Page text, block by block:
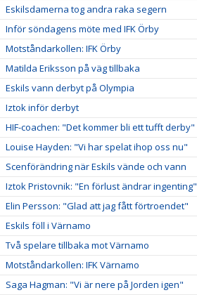
Eskilsdamerna tog andra raka segern
Inför söndagens möte med IFK Örby
Motståndarkollen: IFK Örby
Matilda Eriksson på väg tillbaka
Eskils vann derbyt på Olympia
Iztok inför derbyt
HIF-coachen: "Det kommer bli ett tufft derby"
Louise Hayden: "Vi har spelat ihop oss nu"
Scenförändring när Eskils vände och vann
Iztok Pristovnik: "En förlust ändrar ingenting"
Elin Persson: "Glad att jag fått förtroendet"
Eskils föll i Värnamo
Två spelare tillbaka mot Värnamo
Motståndarkollen: IFK Värnamo
Saga Hagman: "Vi är nere på Jorden igen"